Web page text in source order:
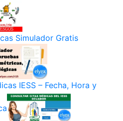
Simulador Gratis
IESS – Fecha, Hora y